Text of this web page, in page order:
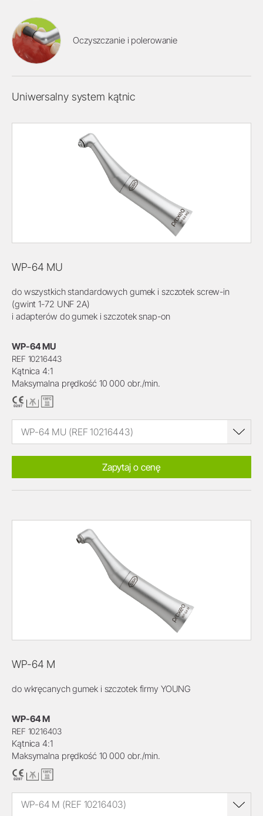
Oczyszczanie i polerowanie
Uniwersalny system kątnic
WP-64 MU
do wszystkich standardowych gumek i szczotek screw-in
(gwint 1-72 UNF 2A)
i adapterów do gumek i szczotek snap-on
WP-64 MU
REF 10216443
Kątnica 4:1
Maksymalna prędkość 10 000 obr./min.
WP-64 MU (REF 10216443)
Zapytaj o cenę
WP-64 M
do wkręcanych gumek i szczotek firmy YOUNG
WP-64 M
REF 10216403
Kątnica 4:1
Maksymalna prędkość 10 000 obr./min.
WP-64 M (REF 10216403)